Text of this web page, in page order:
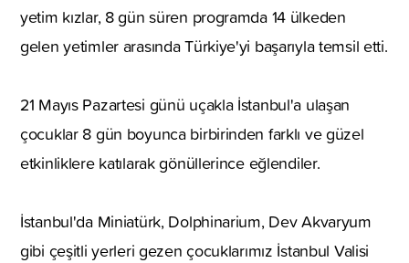
yetim kızlar, 8 gün süren programda 14 ülkeden
gelen yetimler arasında Türkiye'yi başarıyla temsil etti.
21 Mayıs Pazartesi günü uçakla İstanbul'a ulaşan
çocuklar 8 gün boyunca birbirinden farklı ve güzel
etkinliklere katılarak gönüllerince eğlendiler.
İstanbul'da Miniatürk, Dolphinarium, Dev Akvaryum
gibi çeşitli yerleri gezen çocuklarımız İstanbul Valisi